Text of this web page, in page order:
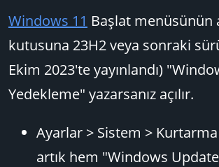
Windows 11 Başlat menüsünün
kutusuna 23H2 veya sonraki
Ekim 2023'te yayınlandı)
Yedekleme" yazarsanız açılır.
Ayarlar > Sistem >
artık hem "Windows